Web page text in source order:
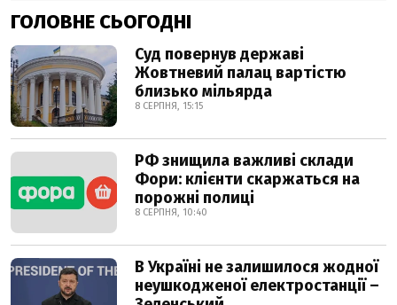
ГОЛОВНЕ СЬОГОДНІ
Суд повернув державі
Жовтневий палац вартістю
близько мільярда
8 СЕРПНЯ, 15:15
РФ знищила важливі склади
Фори: клієнти скаржаться на
порожні полиці
8 СЕРПНЯ, 10:40
В Україні не залишилося жодної
неушкодженої електростанції –